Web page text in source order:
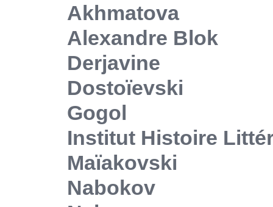
Akhmatova
Alexandre Blok
Derjavine
Dostoïevski
Gogol
Institut Histoire
Maïakovski
Nabokov